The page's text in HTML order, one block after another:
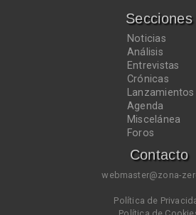
Secciones
Noticias
Análisis
Entrevistas
Crónicas
Lanzamientos
Agenda
Miscelánea
Foros
Contacto
webmaster@zona-
Política de